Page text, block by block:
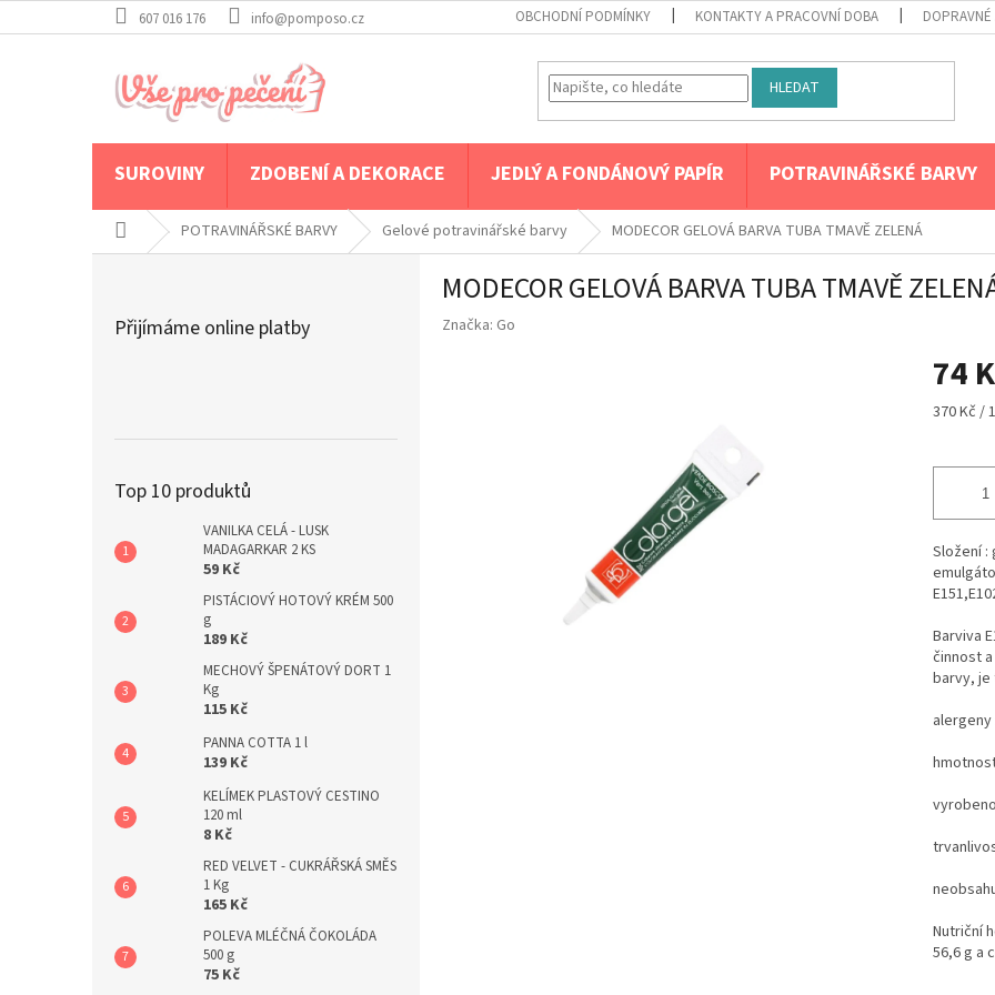
na
607 016 176 info@pomposo.cz OBCHODNÍ PODMÍNKY KONTAKTY A PRACOVNÍ DOBA DOPRAVNÉ
HLEDAT
SUROVINY ZDOBENÍ A DEKORACE JEDLÝ A FONDÁNOVÝ PAPÍR POTRAVINÁŘSKÉ BARVY
Domů POTRAVINÁŘSKÉ BARVY Gelové potravinářské barvy MODECOR GELOVÁ BARVA TUBA TMAVĚ ZELENÁ
Přijímáme online platby
Top 10 produktů
VANILKA CELÁ - LUSK
MADAGARKAR 2 KS
59 Kč
PISTÁCIOVÝ HOTOVÝ KRÉM 500
g
189 Kč
MECHOVÝ ŠPENÁTOVÝ DORT 1
Kg
115 Kč
PANNA COTTA 1 l
139 Kč
KELÍMEK PLASTOVÝ CESTINO
120 ml
8 Kč
RED VELVET - CUKRÁŘSKÁ SMĚS
1 Kg
165 Kč
POLEVA MLÉČNÁ ČOKOLÁDA
500 g
75 Kč
MODECOR GELOVÁ BARVA TUBA TMAVĚ
Značka: Go
74
Měrná
370 Kč /
Složení :
Barviva
činnost
barvy,
Nutriční
56,6 g a